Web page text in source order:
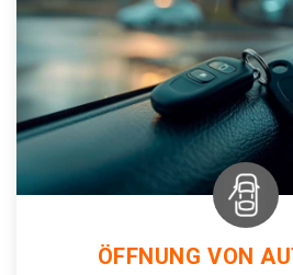
ÖFFNUNG VON